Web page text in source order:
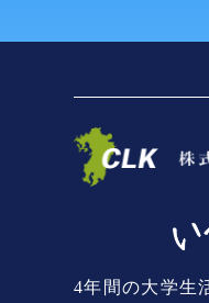
4年間の大学生